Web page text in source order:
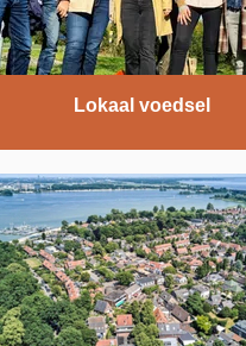
Lokaal voedsel